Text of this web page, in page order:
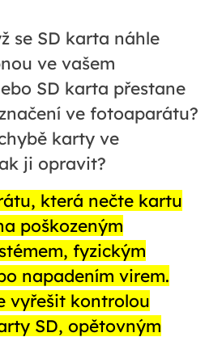
se SD karta náhle
ve vašem
SD karta přestane
ve fotoaparátu?
karty ve
ji opravit?
která nečte kartu
poškozeným
fyzickým
napadením virem.
vyřešit kontrolou
SD, opětovným